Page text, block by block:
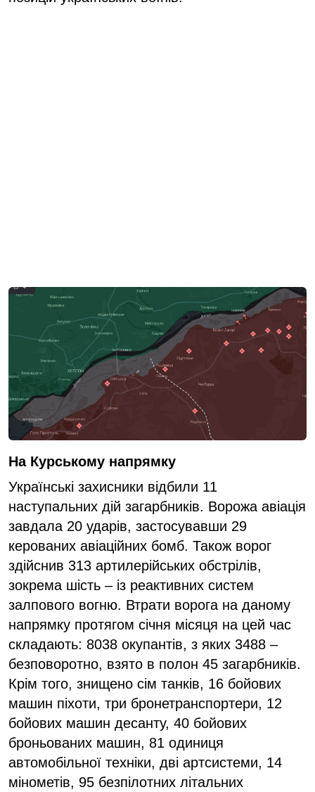
На Курському напрямку
Українські захисники відбили 11
наступальних дій загарбників. Ворожа авіація
завдала 20 ударів, застосувавши 29
керованих авіаційних бомб. Також ворог
здійснив 313 артилерійських обстрілів,
зокрема шість – із реактивних систем
залпового вогню. Втрати ворога на даному
напрямку протягом січня місяця на цей час
складають: 8038 окупантів, з яких 3488 –
безповоротно, взято в полон 45 загарбників.
Крім того, знищено сім танків, 16 бойових
машин піхоти, три бронетранспортери, 12
бойових машин десанту, 40 бойових
броньованих машин, 81 одиниця
автомобільної техніки, дві артсистеми, 14
мінометів, 95 безпілотних літальних